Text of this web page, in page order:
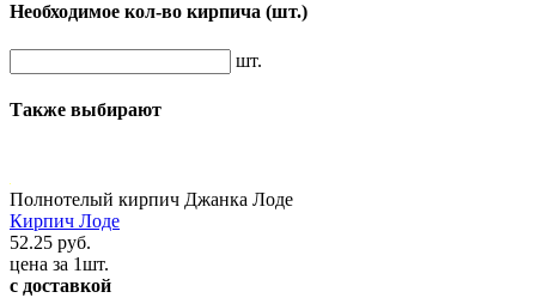
Необходимое кол-во кирпича (шт.)
шт.
Также выбирают
Полнотелый кирпич Джанка Лоде
Кирпич Лоде
52.25 руб.
цена за 1шт.
с доставкой